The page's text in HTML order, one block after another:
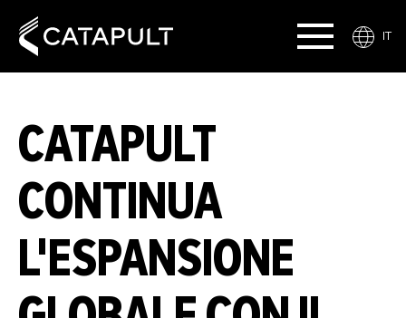
IT
CATAPULT
CONTINUA
L'ESPANSIONE